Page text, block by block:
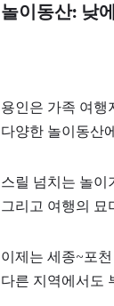
놀이동산: 낮
용인은 가족 여행
다양한 놀이동산
스릴 넘치는 놀이
그리고 여행의 묘
이제는 세종~포
다른 지역에서도